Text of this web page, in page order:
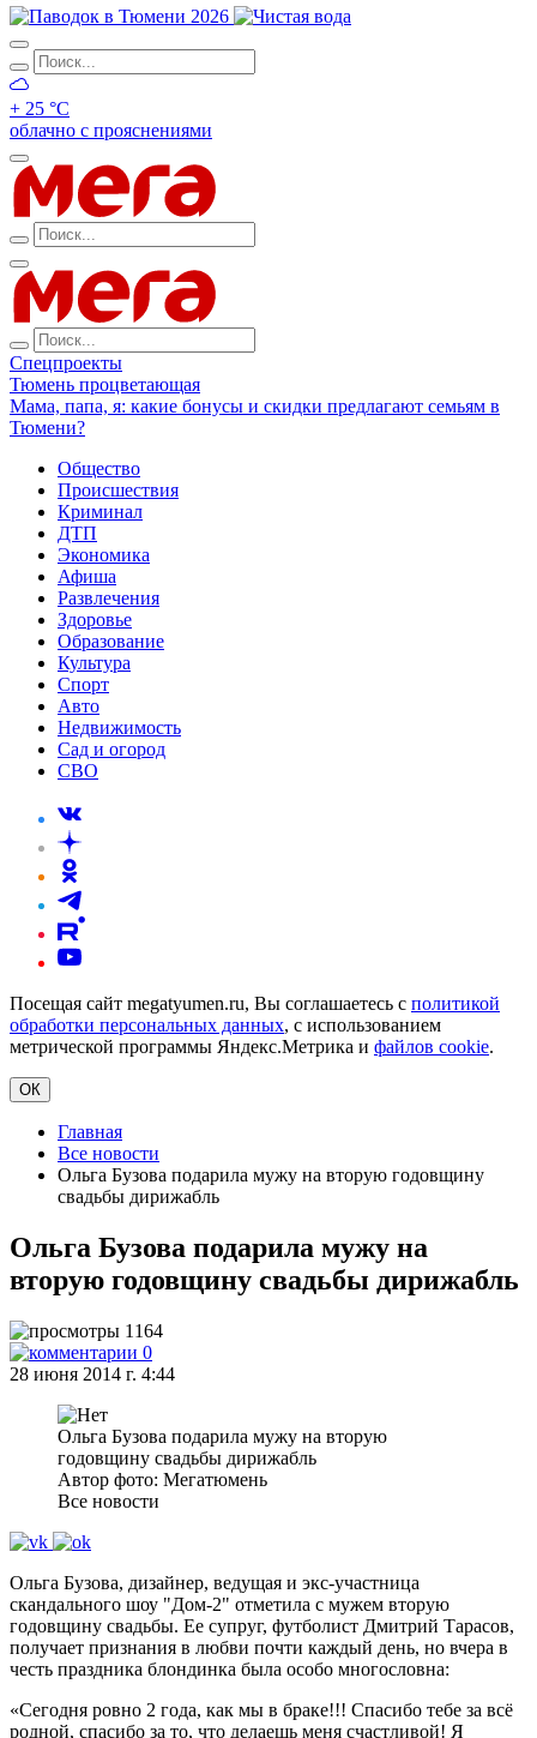
+ 25 °С
облачно с прояснениями
Спецпроекты
Тюмень процветающая
Мама, папа, я: какие бонусы и скидки предлагают семьям в
Тюмени?
Общество
Происшествия
Криминал
ДТП
Экономика
Афиша
Развлечения
Здоровье
Образование
Культура
Спорт
Авто
Недвижимость
Сад и огород
СВО
Посещая сайт megatyumen.ru, Вы соглашаетесь с политикой
обработки персональных данных, с использованием
метрической программы Яндекс.Метрика и файлов cookie.
ОК
Главная
Все новости
Ольга Бузова подарила мужу на вторую годовщину
свадьбы дирижабль
Ольга Бузова подарила мужу на
вторую годовщину свадьбы дирижабль
1164
0
28 июня 2014 г. 4:44
Ольга Бузова подарила мужу на вторую
годовщину свадьбы дирижабль
Автор фото: Мегатюмень
Все новости
Ольга Бузова, дизайнер, ведущая и экс-участница
скандального шоу "Дом-2" отметила с мужем вторую
годовщину свадьбы. Ее супруг, футболист Дмитрий Тарасов,
получает признания в любви почти каждый день, но вчера в
честь праздника блондинка была особо многословна:
«Сегодня ровно 2 года, как мы в браке!!! Спасибо тебе за всё
родной, спасибо за то, что делаешь меня счастливой! Я